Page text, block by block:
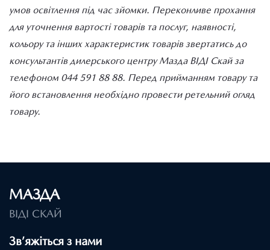
умов освітлення під час зйомки. Переконливе прохання
для уточнення вартості товарів та послуг, наявності,
кольору та інших характеристик товарів звертатись до
консультантів дилерського центру Мазда ВІДІ Скай за
телефоном 044 591 88 88. Перед прийманням товару та
його встановлення необхідно провести ретельний огляд
товару.
МАЗДА
ВІДІ СКАЙ
Зв’яжіться з нами